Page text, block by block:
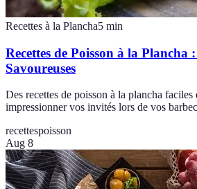
Recettes à la Plancha5 min
Recettes de Poisson à la Plancha
Savoureuses
Des recettes de poisson à la plancha faciles
impressionner vos invités lors de vos
recettespoisson
Aug 8